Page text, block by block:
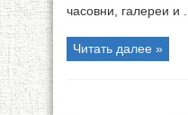
часовни, галереи и ...
Читать далее »